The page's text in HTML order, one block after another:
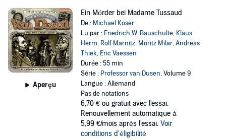
Aperçu
Ein Mörder bei Madame Tussaud
De : Michael Koser
Lu par : Friedrich W. Bauschulte, Klaus
Herm, Rolf Marnitz, Moritz Milar,Andreas
Thiek, Eric Vaessen
Durée : 55 min
Série : Professor van Dusen, Volume 9
Langue : Allemand
Pas de notations
6,70 € ou gratuit avec l'essai.
Renouvellement automatique à
5,99 €/mois après l'essai. Voir
conditions d'éligibilité